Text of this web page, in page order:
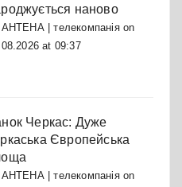
наново
АНТЕНА | телекомпаніяon
at 09:37
Черкас: Дуже
Європейська
АНТЕНА | телекомпаніяon